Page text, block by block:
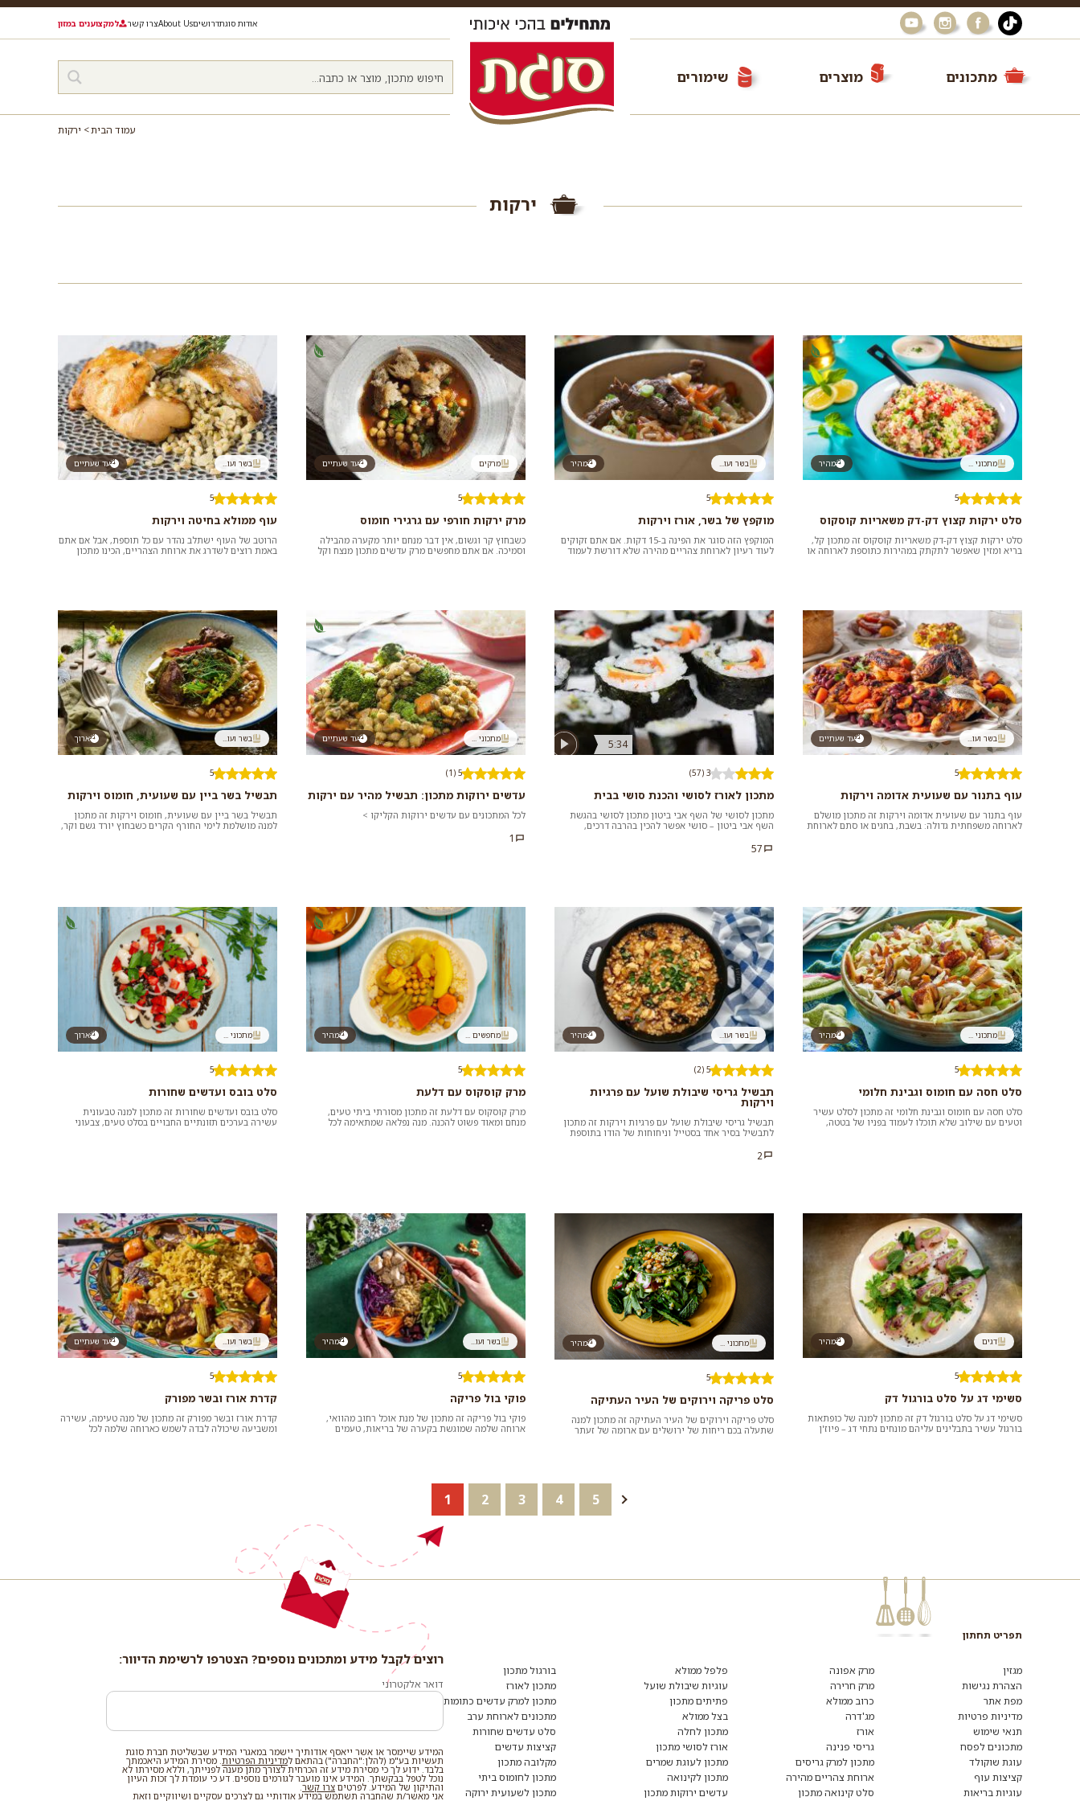
אודות סוגתדרושיםAbout Usצרו קשר למקצוענים במזון
מתכונים מוצרים שימורים
עמוד הבית ירקות
ירקות
מהיר מתכוני ...
5
סלט ירקות קצוץ דק-דק משאריות קוסקוס
סלט ירקות קצוץ דק-דק משאריות קוסקוס זה מתכון קל,
בריא ומזין שאפשר לתקתק במהירות כתוספת לארוחה או
מהיר בשר ועו...
5
מוקפץ של בשר, אורז וירקות
המוקפץ הזה סוגר את הפינה ב-15 דקות. אם אתם זקוקים
לעוד רעיון לארוחת צהריים מהירה שלא דורשת לעמוד
עד שעתיים מרקים
5
מרק ירקות חורפי עם גרגירי חומוס
כשבחוץ קר וגשום, אין דבר מנחם יותר מקערה מהבילה
וסמיכה. אם אתם מחפשים מרק עדשים מתכון מנצח וקל
עד שעתיים בשר ועו...
5
עוף ממולא בחיטה וירקות
הרוטב של העוף ישתלב נהדר עם כל תוספת, אבל אם אתם
באמת רוצים לשדרג את ארוחת הצהריים, הכינו מתכון
עד שעתיים בשר ועו...
5
עוף בתנור עם שעועית אדומה וירקות
עוף בתנור עם שעועית אדומה וירקות זה מתכון מושלם
לארוחה משפחתית גדולה: בשבת, בחגים או סתם לארוחת
5:34
3 (57)
מתכון לאורז לסושי והכנת סושי בבית
מתכון לסושי של השף אבי ביטון מתכון לסושי בהגשת
השף אבי ביטון – סושי אפשר להכין בהרבה דרכים,
57
עד שעתיים מתכוני ...
5 (1)
עדשים ירוקות מתכון: תבשיל מהיר עם ירקות
לכל המתכונים עם עדשים ירוקות הקליקו >
1
ארוך בשר ועו...
5
תבשיל בשר ביין עם שעועית, חומוס וירקות
תבשיל בשר ביין עם שעועית, חומוס וירקות זה מתכון
למנה מושלמת לימי החורף הקרים כשבחוץ יורד גשם וקר,
מהיר מתכוני ...
5
סלט חסה עם חומוס וגבינת חלומי
סלט חסה עם חומוס וגבינת חלומי זה מתכון לסלט עשיר
וטעים עם שילוב שלא תוכלו לעמוד בפניו של בטטה,
מהיר בשר ועו...
5 (2)
תבשיל גריסי שיבולת שועל עם פרגיות
וירקות
תבשיל גריסי שיבולת שועל עם פרגיות וירקות זה מתכון
לתבשיל בסיר אחד בסטייל וניחוחות של הודו בתוספת
2
מהיר מחפשים ...
5
מרק קוסקוס עם דלעת
מרק קוסקוס עם דלעת זה מתכון מסורתי ביתי טעים,
מנחם ומאוד פשוט להכנה. מנה נפלאה שמתאימה לכל
ארוך מתכוני ...
5
סלט בובס ועדשים שחורות
סלט בובס ועדשים שחורות זה מתכון למנה טבעונית
עשירה בערכים תזונתיים החבויים בסלט טעים, צבעוני
מהיר דגים
5
סשימי דג על סלט בורגול דק
סשימי דג על סלט בורגול דק זה מתכון למנה של כופתאות
בורגול עשיר בתבלינים עליהם מונחים נתחי דג – פיוז'ן
מהיר מתכוני ...
5
סלט פריקה וירוקים של העיר העתיקה
סלט פריקה וירוקים של העיר העתיקה זה מתכון למנה
שתעלה בכם ריחות של ירושלים עם ארומה של זעתר
מהיר בשר ועו...
5
פוקי בול פריקה
פוקי בול פריקה זה מתכון של מנת אוכל רחוב מהוואי,
ארוחה שלמה שמוגשת בקערה של בריאות, טעמים
עד שעתיים בשר ועו...
5
קדרת אורז ובשר מפורק
קדרת אורז ובשר מפורק זה מתכון של מנה טעימה, עשירה
ומשביעה שיכולה לבדה לשמש כארוחה שלמה לכל
1 2 3 4 5
תפריט תחתון
מגזין
הצהרת נגישות
מפת אתר
מדיניות פרטיות
תנאי שימוש
מתכונים לפסח
עוגת שוקולד
קציצות עוף
עוגיות בריאות
מרק אפונה
מרק חרירה
כרוב ממולא
מג'דרה
אורז
גריסי פנינה
מתכון למרק גריסים
ארוחת צהריים מהירה
סלט קינואה מתכון
פלפל ממולא
עוגיות שיבולת שועל
פתיתים מתכון
בצל ממולא
מתכון לחלה
אורז לסושי מתכון
מתכון לעוגת שמרים
מתכון לקינואה
עדשים ירוקות מתכון
בורגול מתכון
מתכון לאורז
מתכון למרק עדשים כתומות
מתכונים לארוחת ערב
סלט עדשים שחורות
קציצות עדשים
מקלובה מתכון
מתכון לחומוס ביתי
מתכון לשעועית ירוקה
רוצים
מידע
ומתכונים
נוספים?
לרשימת
רוצים לקבל מידע ומתכונים נוספים? הצטרפו לרשימת הדיוור:
דואר אלקטרוני
המידע שיימסר או אשר ייאסף אודותיך יישמר במאגרי המידע שבשליטת חברת סוגת
תעשיות בע"מ (להלן:"החברה") בהתאם למדיניות הפרטיות . מסירת המידע היאכמתך
בלבד. ידוע לך כי מסירת מידע זה הכרחית לצורך מתן מענה לפנייתך, וללא מסירתו לא
נוכל לטפל בבקשתך. המידע אינו מועבר לגורמים נוספים. דע כי עומדת לך זכות העיון
והתיקון של המידע. לפרטים צרו קשר
אני מאשר/ת שהחברה תשתמש במידע אודותיי גם לצרכים עסקיים ושיווקיים וזאת